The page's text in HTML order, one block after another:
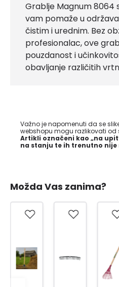
Grablje Magnum 8064
vam pomaže u
čistim i urednim. Bez
profesionalac, ove
pouzdanost i
obavljanje različitih
Važno je napomenuti da se
webshopu mogu razlikovati od
Artikli označeni kao „na
na stanju te ih trenutno
Možda Vas zanima?